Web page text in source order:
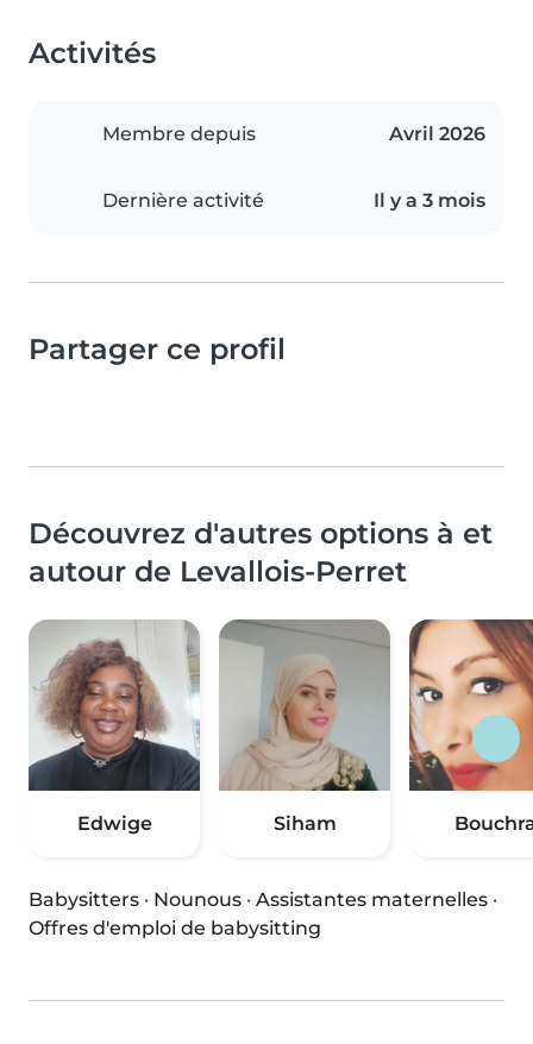
Activités
Membre depuis Avril 2026
Dernière activité Il y a 3 mois
Partager ce profil
Découvrez d'autres options à et
autour de Levallois-Perret
Edwige Siham
Babysitters · Nounous · Assistantes maternelles ·
Offres d'emploi de babysitting